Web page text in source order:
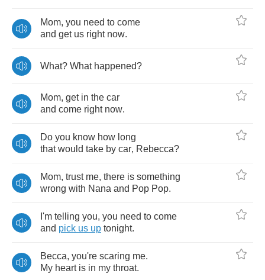
Mom, you need to come
and get us right now.
What? What happened?
Mom, get in the car
and come right now.
Do you know how long
that would take by car, Rebecca?
Mom, trust me, there is something
wrong with Nana and Pop Pop.
I'm telling you, you need to come
and pick us up tonight.
Becca, you're scaring me.
My heart is in my throat.